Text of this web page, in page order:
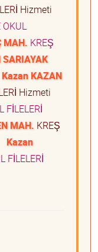
Hizmeti
OKUL
MAH. KREŞ
Kazan KAZAN
Hizmeti
FİLELERİ
MAH. KREŞ
Kazan
FİLELERİ